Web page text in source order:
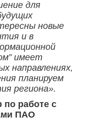
для
новые
и в
имеет
направлениях,
планируем
региона».
по работе с
ПАО